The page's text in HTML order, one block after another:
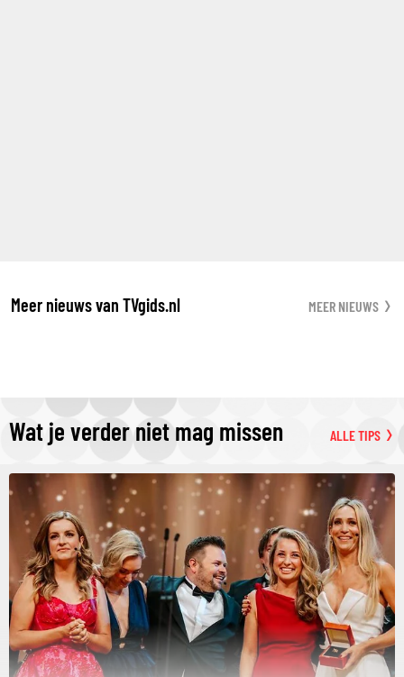
Meer nieuws van TVgids.nl MEER NIEUWS
Wat je verder niet mag missen ALLE TIPS